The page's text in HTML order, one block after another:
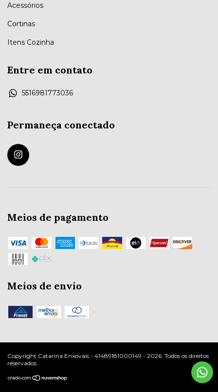
Acessórios
Cortinas
Itens Cozinha
Entre em contato
5516981773036
Permaneça conectado
Meios de pagamento
Meios de envio
Copyright Catarina Enxovais - 41489181000149 - 2026. Todos os direitos
reservados.